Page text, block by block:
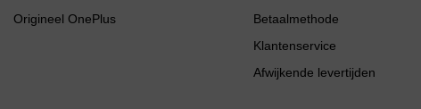
Origineel OnePlus
Betaalmethode
Klantenservice
Afwijkende levertijden